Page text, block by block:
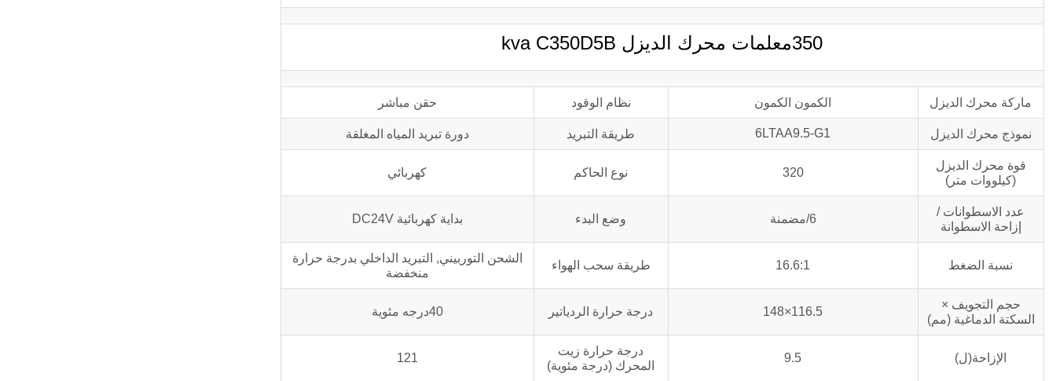
350معلمات محرك الديزل kva C350D5B
ماركة محرك الديزل الكمون الكمون نظام الوقود حقن مباشر
نموذج محرك الديزل 6LTAA9.5-G1 طريقة التبريد دورة تبريد المياه المغلقة
قوة محرك الديزل
(كيلووات متر)
320 نوع الحاكم كهربائي
عدد الاسطوانات /
إزاحة الاسطوانة
6/مضمنة وضع البدء بداية كهربائية DC24V
نسبة الضغط 16.6:1 طريقة سحب الهواء
الشحن التوربيني, التبريد الداخلي بدرجة حرارة
منخفضة
حجم التجويف ×
السكتة الدماغية (مم)
116.5×148 درجة حرارة الردياتير 40درجه مئوية
الإزاحة(ل) 9.5
درجة حرارة زيت
المحرك (درجة مئوية)
121